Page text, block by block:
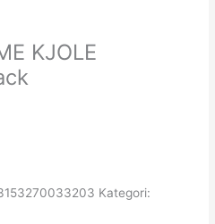
KJOLE
Kategori: